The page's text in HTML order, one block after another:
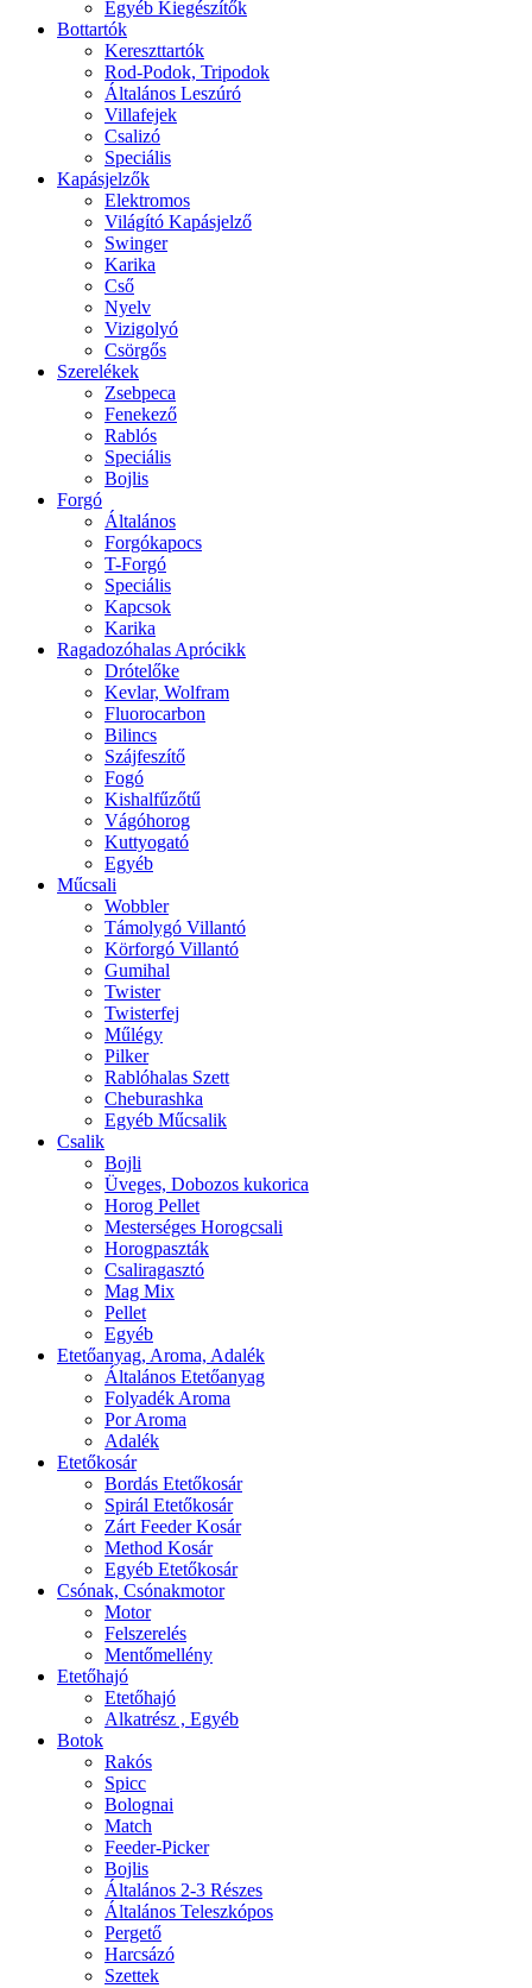
Egyéb Kiegészítők
Bottartók
Kereszttartók
Rod-Podok, Tripodok
Általános Leszúró
Villafejek
Csalizó
Speciális
Kapásjelzők
Elektromos
Világító Kapásjelző
Swinger
Karika
Cső
Nyelv
Vizigolyó
Csörgős
Szerelékek
Zsebpeca
Fenekező
Rablós
Speciális
Bojlis
Forgó
Általános
Forgókapocs
T-Forgó
Speciális
Kapcsok
Karika
Ragadozóhalas Aprócikk
Drótelőke
Kevlar, Wolfram
Fluorocarbon
Bilincs
Szájfeszítő
Fogó
Kishalfűzőtű
Vágóhorog
Kuttyogató
Egyéb
Műcsali
Wobbler
Támolygó Villantó
Körforgó Villantó
Gumihal
Twister
Twisterfej
Műlégy
Pilker
Rablóhalas Szett
Cheburashka
Egyéb Műcsalik
Csalik
Bojli
Üveges, Dobozos kukorica
Horog Pellet
Mesterséges Horogcsali
Horogpaszták
Csaliragasztó
Mag Mix
Pellet
Egyéb
Etetőanyag, Aroma, Adalék
Általános Etetőanyag
Folyadék Aroma
Por Aroma
Adalék
Etetőkosár
Bordás Etetőkosár
Spirál Etetőkosár
Zárt Feeder Kosár
Method Kosár
Egyéb Etetőkosár
Csónak, Csónakmotor
Motor
Felszerelés
Mentőmellény
Etetőhajó
Etetőhajó
Alkatrész , Egyéb
Botok
Rakós
Spicc
Bolognai
Match
Feeder-Picker
Bojlis
Általános 2-3 Részes
Általános Teleszkópos
Pergető
Harcsázó
Szettek